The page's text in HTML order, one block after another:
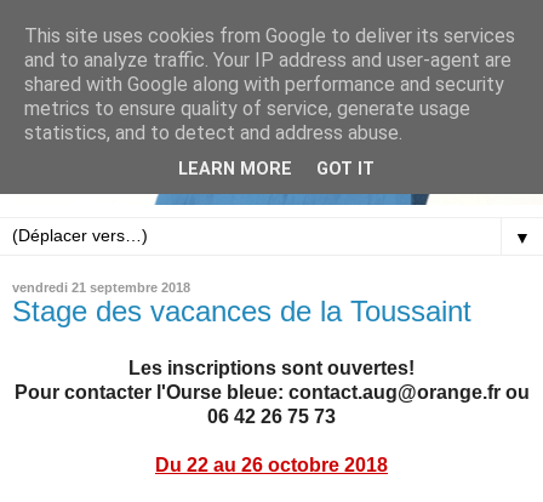
▼
vendredi 21 septembre 2018
Stage des vacances de la Toussaint
Les inscriptions sont ouvertes!
Pour contacter l'Ourse bleue: contact.aug@orange.fr ou
06 42 26 75 73
Du 22 au 26 octobre 2018
This site uses cookies from Google to deliver its services
and to analyze traffic. Your IP address and user-agent are
shared with Google along with performance and security
metrics to ensure quality of service, generate usage
statistics, and to detect and address abuse.
LEARN MORE GOT IT